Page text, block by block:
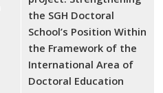
the SGH Doctoral
School’s Position Within
the Framework of the
International Area of
Doctoral Education